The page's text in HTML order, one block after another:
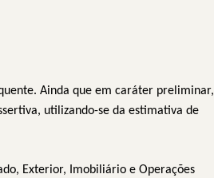
Ainda que em caráter preliminar,
utilizando-se da estimativa de
Exterior, Imobiliário e Operações